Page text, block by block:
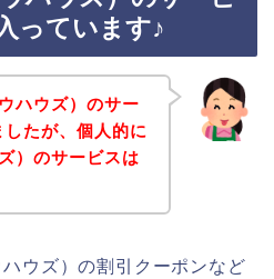
っています♪
ハウズ）のサー
たが、個人的に
）のサービスは
ウズ）の割引クーポンなど